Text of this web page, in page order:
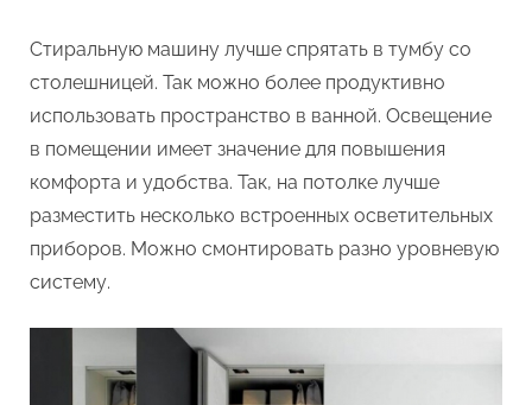
Стиральную машину лучше спрятать в тумбу со
столешницей. Так можно более продуктивно
использовать пространство в ванной. Освещение
в помещении имеет значение для повышения
комфорта и удобства. Так, на потолке лучше
разместить несколько встроенных осветительных
приборов. Можно смонтировать разно уровневую
систему.